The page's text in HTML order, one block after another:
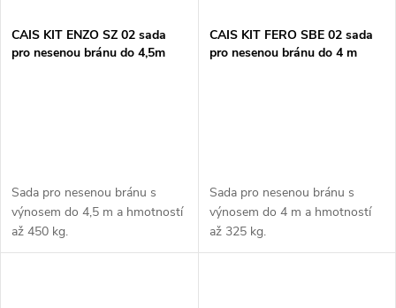
CAIS KIT ENZO SZ 02 sada
pro nesenou bránu do 4,5m
Sada pro nesenou bránu s
výnosem do 4,5 m a hmotností
až 450 kg.
CAIS KIT FERO SBE 02 sada
pro nesenou bránu do 4 m
Sada pro nesenou bránu s
výnosem do 4 m a hmotností
až 325 kg.